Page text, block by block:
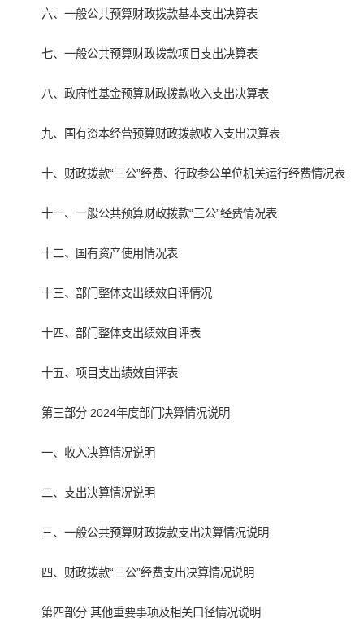
六、一般公共预算财政拨款基本支出决算表
七、一般公共预算财政拨款项目支出决算表
八、政府性基金预算财政拨款收入支出决算表
九、国有资本经营预算财政拨款收入支出决算表
十、财政拨款“三公”经费、行政参公单位机关运行经费情况表
十一、一般公共预算财政拨款“三公”经费情况表
十二、国有资产使用情况表
十三、部门整体支出绩效自评情况
十四、部门整体支出绩效自评表
十五、项目支出绩效自评表
第三部分 2024年度部门决算情况说明
一、收入决算情况说明
二、支出决算情况说明
三、一般公共预算财政拨款支出决算情况说明
四、财政拨款“三公”经费支出决算情况说明
第四部分 其他重要事项及相关口径情况说明